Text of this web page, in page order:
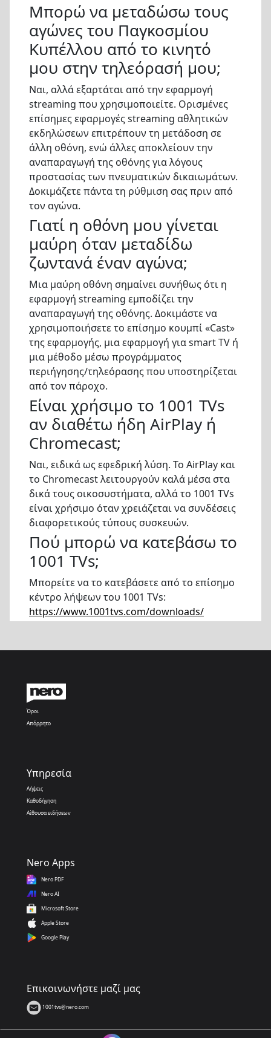
Μπορώ να μεταδώσω τους
αγώνες του Παγκοσμίου
Κυπέλλου από το κινητό
μου στην τηλεόρασή μου;
Ναι, αλλά εξαρτάται από την εφαρμογή
streaming που χρησιμοποιείτε. Ορισμένες
επίσημες εφαρμογές streaming αθλητικών
εκδηλώσεων επιτρέπουν τη μετάδοση σε
άλλη οθόνη, ενώ άλλες αποκλείουν την
αναπαραγωγή της οθόνης για λόγους
προστασίας των πνευματικών δικαιωμάτων.
Δοκιμάζετε πάντα τη ρύθμιση σας πριν από
τον αγώνα.
Γιατί η οθόνη μου γίνεται
μαύρη όταν μεταδίδω
ζωντανά έναν αγώνα;
Μια μαύρη οθόνη σημαίνει συνήθως ότι η
εφαρμογή streaming εμποδίζει την
αναπαραγωγή της οθόνης. Δοκιμάστε να
χρησιμοποιήσετε το επίσημο κουμπί «Cast»
της εφαρμογής, μια εφαρμογή για smart TV ή
μια μέθοδο μέσω προγράμματος
περιήγησης/τηλεόρασης που υποστηρίζεται
από τον πάροχο.
Είναι χρήσιμο το 1001 TVs
αν διαθέτω ήδη AirPlay ή
Chromecast;
Ναι, ειδικά ως εφεδρική λύση. Το AirPlay και
το Chromecast λειτουργούν καλά μέσα στα
δικά τους οικοσυστήματα, αλλά το 1001 TVs
είναι χρήσιμο όταν χρειάζεται να συνδέσεις
διαφορετικούς τύπους συσκευών.
Πού μπορώ να κατεβάσω το
1001 TVs;
Μπορείτε να το κατεβάσετε από το επίσημο
κέντρο λήψεων του 1001 TVs:
https://www.1001tvs.com/downloads/
Όροι
Απόρρητο
Υπηρεσία
Λήψεις
Καθοδήγηση
Αίθουσα ειδήσεων
Nero Apps
Nero PDF
Nero AI
Microsoft Store
Apple Store
Google Play
Επικοινωνήστε μαζί μας
1001tvs@nero.com